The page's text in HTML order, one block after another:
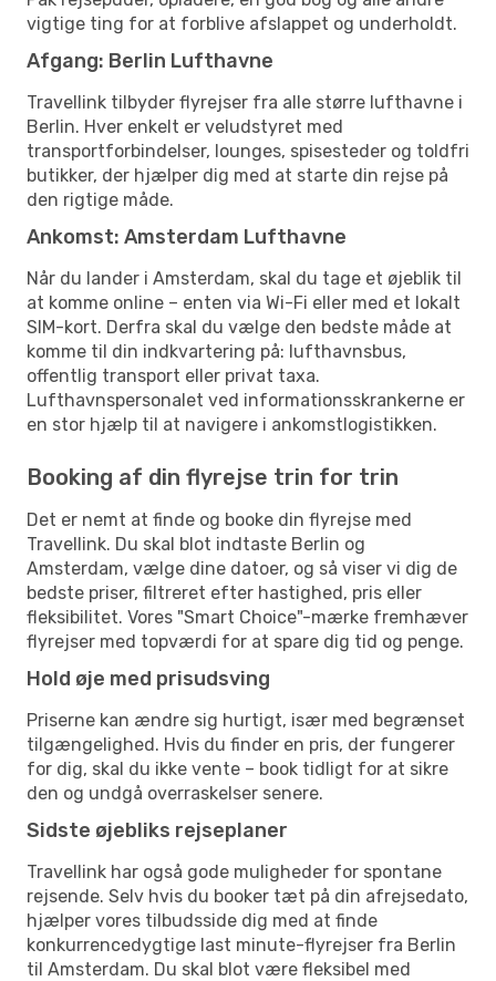
vigtige ting for at forblive afslappet og underholdt.
Afgang: Berlin Lufthavne
Travellink tilbyder flyrejser fra alle større lufthavne i
Berlin. Hver enkelt er veludstyret med
transportforbindelser, lounges, spisesteder og toldfri
butikker, der hjælper dig med at starte din rejse på
den rigtige måde.
Ankomst: Amsterdam Lufthavne
Når du lander i Amsterdam, skal du tage et øjeblik til
at komme online – enten via Wi-Fi eller med et lokalt
SIM-kort. Derfra skal du vælge den bedste måde at
komme til din indkvartering på: lufthavnsbus,
offentlig transport eller privat taxa.
Lufthavnspersonalet ved informationsskrankerne er
en stor hjælp til at navigere i ankomstlogistikken.
Booking af din flyrejse trin for trin
Det er nemt at finde og booke din flyrejse med
Travellink. Du skal blot indtaste Berlin og
Amsterdam, vælge dine datoer, og så viser vi dig de
bedste priser, filtreret efter hastighed, pris eller
fleksibilitet. Vores "Smart Choice"-mærke fremhæver
flyrejser med topværdi for at spare dig tid og penge.
Hold øje med prisudsving
Priserne kan ændre sig hurtigt, især med begrænset
tilgængelighed. Hvis du finder en pris, der fungerer
for dig, skal du ikke vente – book tidligt for at sikre
den og undgå overraskelser senere.
Sidste øjebliks rejseplaner
Travellink har også gode muligheder for spontane
rejsende. Selv hvis du booker tæt på din afrejsedato,
hjælper vores tilbudsside dig med at finde
konkurrencedygtige last minute-flyrejser fra Berlin
til Amsterdam. Du skal blot være fleksibel med